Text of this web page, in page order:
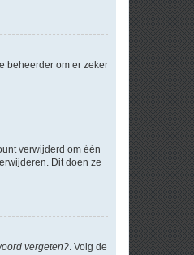
beheerder om er zeker
verwijderd om één
Dit doen ze
vergeten? . Volg de